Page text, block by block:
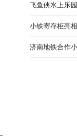
飞鱼侠水上乐
小铁寄存柜亮
济南地铁合作